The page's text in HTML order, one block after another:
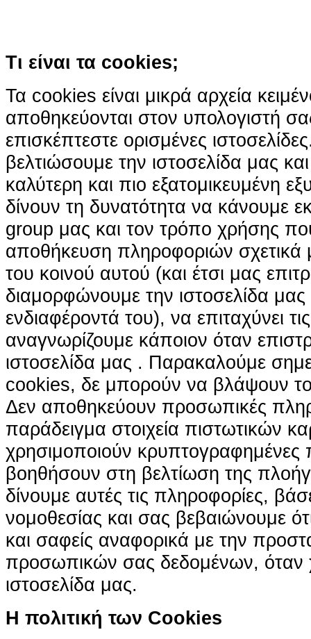
Τι είναι τα cookies;
Τα cookies είναι μικρά αρχεία
αποθηκεύονται στον υπολογιστή
επισκέπτεστε ορισμένες
βελτιώσουμε την ιστοσελίδα μας
καλύτερη και πιο εξατομικευμένη
δίνουν τη δυνατότητα να κάνουμε
group μας και τον τρόπο χρήσης
αποθήκευση πληροφοριών σχετικά
του κοινού αυτού (και έτσι μας
διαμορφώνουμε την ιστοσελίδα
ενδιαφέροντά του), να επιταχύνει
αναγνωρίζουμε κάποιον όταν
ιστοσελίδα μας . Παρακαλούμε
cookies, δε μπορούν να βλάψουν
Δεν αποθηκεύουν προσωπικές
παράδειγμα στοιχεία πιστωτικών
χρησιμοποιούν κρυπτογραφημένες
βοηθήσουν στη βελτίωση της
δίνουμε αυτές τις πληροφορίες,
νομοθεσίας και σας βεβαιώνουμε ότι
και σαφείς αναφορικά με την
προσωπικών σας δεδομένων, όταν
ιστοσελίδα μας.
H πολιτική των Cookies